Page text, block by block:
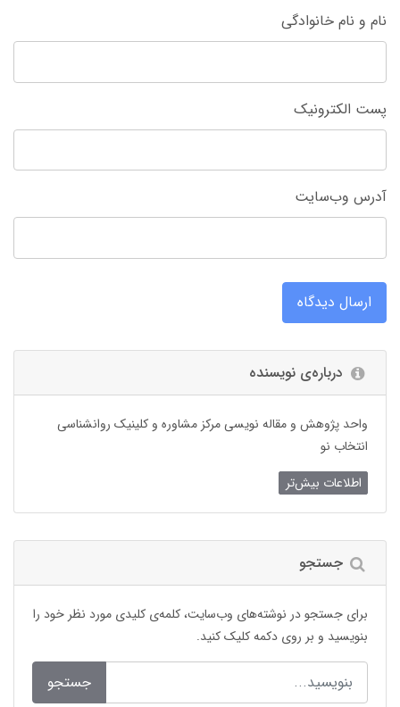
نام و نام خانوادگی
پست الکترونیک
آدرس وب‌سایت
ارسال دیدگاه
درباره‌ی نویسنده
واحد پژوهش و مقاله نویسی مرکز مشاوره و کلینیک روانشناسی
انتخاب نو
اطلاعات بیش‌تر
جستجو
برای جستجو در نوشته‌های وب‌سایت، کلمه‌ی کلیدی مورد نظر خود را
بنویسید و بر روی دکمه کلیک کنید.
جستجو